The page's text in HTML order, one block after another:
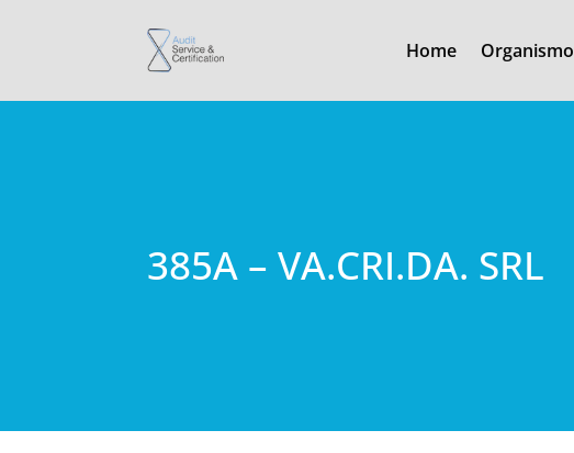
Home Organismo
385A – VA.CRI.DA. SRL